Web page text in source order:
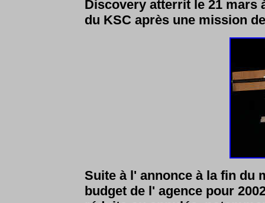
Discovery atterrit le 21 mars
du KSC après une mission
Suite à l' annonce à la fin du
budget de l' agence pour